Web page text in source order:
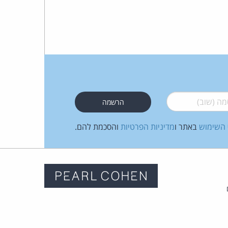
(שוב)*
השימוש באתר ומדיניות הפרטיות והסכמת להם.